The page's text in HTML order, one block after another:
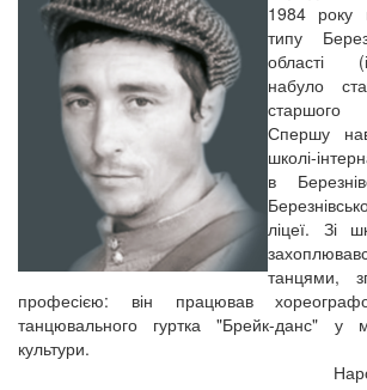
1984 року
типу
області
набуло
Спершу
школі-
в
ліцеї. Зі
танцями,
професією: він працював
танцювального гуртка "Брейк-данс" у
культури.